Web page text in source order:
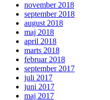
november 2018
september 2018
august 2018
maj 2018
april 2018
marts 2018
februar 2018
september 2017
juli 2017
juni 2017
maj 2017